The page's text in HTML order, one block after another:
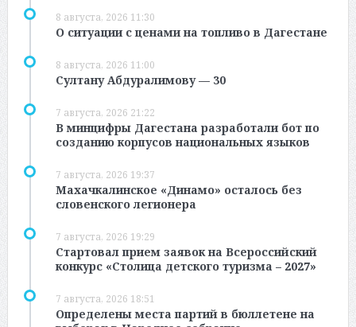
8 августа, 2026 11:30
О ситуации с ценами на топливо в Дагестане
8 августа, 2026 11:00
Султану Абдуралимову — 30
7 августа, 2026 21:22
В минцифры Дагестана разработали бот по
созданию корпусов национальных языков
7 августа, 2026 19:37
Махачкалинское «Динамо» осталось без
словенского легионера
7 августа, 2026 19:29
Стартовал прием заявок на Всероссийский
конкурс «Столица детского туризма – 2027»
7 августа, 2026 18:51
Определены места партий в бюллетене на